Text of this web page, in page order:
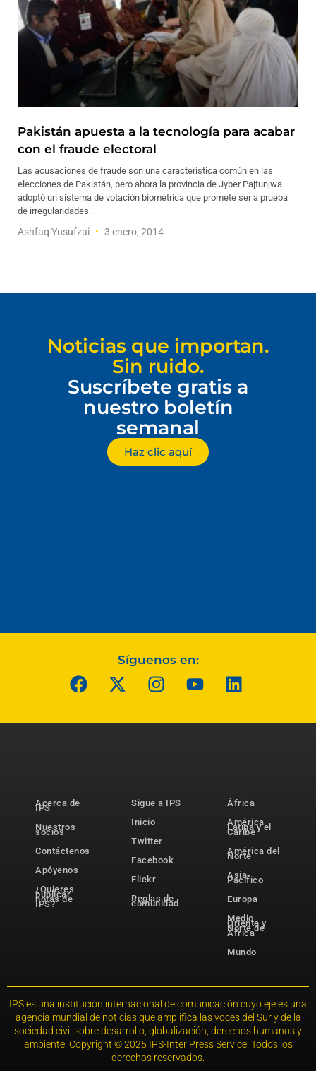
Pakistán apuesta a la tecnología para acabar
con el fraude electoral
Las acusaciones de fraude son una característica común en las
elecciones de Pakistán, pero ahora la provincia de Jyber Pajtunjwa
adoptó un sistema de votación biométrica que promete ser a prueba
de irregularidades.
Ashfaq Yusufzai 3 enero, 2014
Noticias que importan.
Sin ruido.
Suscríbete gratis a
nuestro boletín
semanal
Haz clic aquí
Síguenos en:
Acerca de
IPS
Nuestros
socios
Contáctenos
Apóyenos
¿Quieres
publicar
notas de
IPS?
Sigue a IPS
Inicio
Twitter
Facebook
Flickr
Reglas de
comunidad
África
América
Latina y el
Caribe
América del
Norte
Asia-
Pacífico
Europa
Medio
Oriente y
Norte de
África
Mundo
IPS es una institución internacional de comunicación cuyo eje es una
agencia mundial de noticias que amplifica las voces del Sur y de la
sociedad civil sobre desarrollo, globalización, derechos humanos y
ambiente. Copyright © 2025 IPS-Inter Press Service. Todos los
derechos reservados.